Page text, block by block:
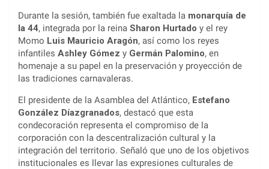
Durante la sesión, también fue exaltada la monarquía de
la 44, integrada por la reina Sharon Hurtado y el rey
Momo Luis Mauricio Aragón, así como los reyes
infantiles Ashley Gómez y Germán Palomino, en
homenaje a su papel en la preservación y proyección de
las tradiciones carnavaleras.
El presidente de la Asamblea del Atlántico, Estefano
González Díazgranados, destacó que esta
condecoración representa el compromiso de la
corporación con la descentralización cultural y la
integración del territorio. Señaló que uno de los objetivos
institucionales es llevar las expresiones culturales de